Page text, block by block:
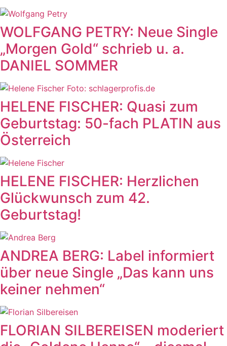
WOLFGANG PETRY: Neue Single
„Morgen Gold“ schrieb u. a.
DANIEL SOMMER
HELENE FISCHER: Quasi zum
Geburtstag: 50-fach PLATIN aus
Österreich
HELENE FISCHER: Herzlichen
Glückwunsch zum 42.
Geburtstag!
ANDREA BERG: Label informiert
über neue Single „Das kann uns
keiner nehmen“
FLORIAN SILBEREISEN moderiert